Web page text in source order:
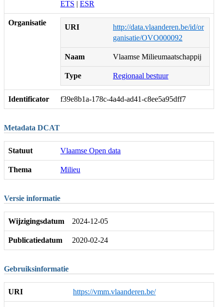
ETS | ESR
Organisatie
URI
http://data.vlaanderen.be/id/or
ganisatie/OVO000092
Naam Vlaamse Milieumaatschappij
Type Regionaal bestuur
Identificator f39e8b1a-178c-4a4d-ad41-c8ee5a95dff7
Metadata DCAT
Statuut Vlaamse Open data
Thema Milieu
Versie informatie
Wijzigingsdatum 2024-12-05
Publicatiedatum 2020-02-24
Gebruiksinformatie
URI https://vmm.vlaanderen.be/